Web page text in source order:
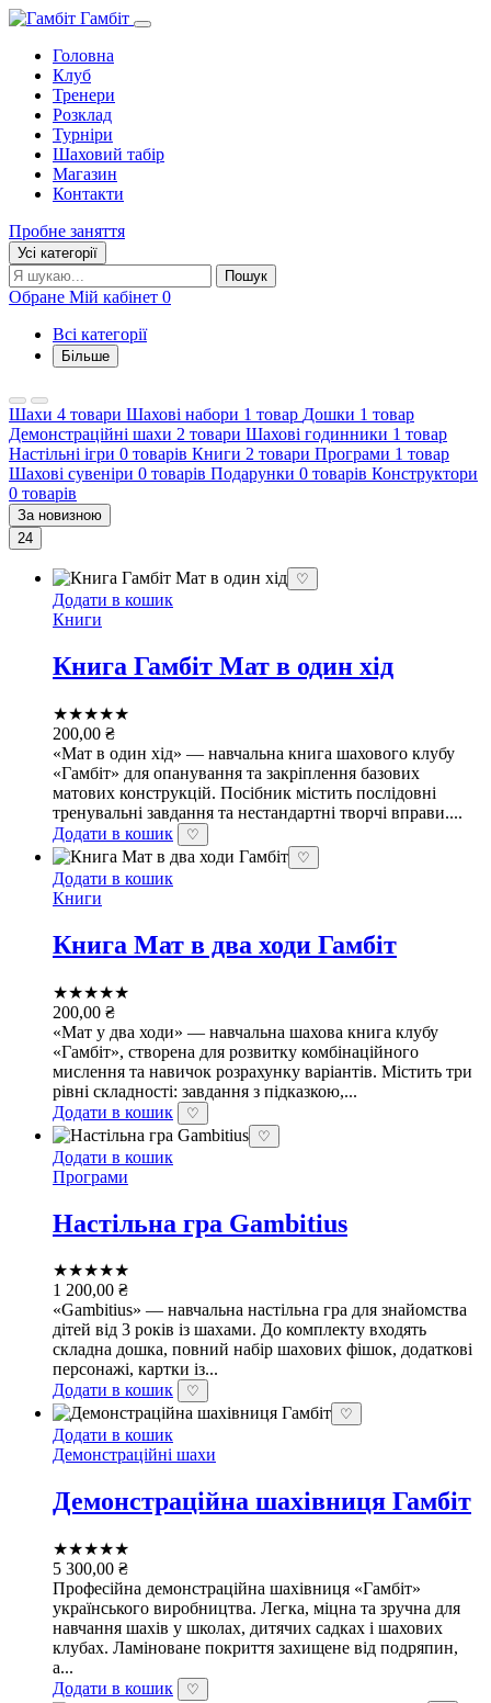
Гамбіт
Головна
Клуб
Тренери
Розклад
Турніри
Шаховий табір
Магазин
Контакти
Пробне заняття
Усі категорії
Пошук: Пошук
Обране Мій кабінет 0
Всі категорії
Більше
Шахи 4 товари Шахові набори 1 товар Дошки 1 товар
Демонстраційні шахи 2 товари Шахові годинники 1 товар
Настільні ігри 0 товарів Книги 2 товари Програми 1 товар
Шахові сувеніри 0 товарів Подарунки 0 товарів Конструктори
0 товарів
За новизною
24
♡
Додати в кошик
Книги
Книга Гамбіт Мат в один хід
★★★★★
200,00 ₴
«Мат в один хід» — навчальна книга шахового клубу
«Гамбіт» для опанування та закріплення базових
матових конструкцій. Посібник містить послідовні
тренувальні завдання та нестандартні творчі вправи....
Додати в кошик
♡
♡
Додати в кошик
Книги
Книга Мат в два ходи Гамбіт
★★★★★
200,00 ₴
«Мат у два ходи» — навчальна шахова книга клубу
«Гамбіт», створена для розвитку комбінаційного
мислення та навичок розрахунку варіантів. Містить три
рівні складності: завдання з підказкою,...
Додати в кошик
♡
♡
Додати в кошик
Програми
Настільна гра Gambitius
★★★★★
1 200,00 ₴
«Gambitius» — навчальна настільна гра для знайомства
дітей від 3 років із шахами. До комплекту входять
складна дошка, повний набір шахових фішок, додаткові
персонажі, картки із...
Додати в кошик
♡
♡
Додати в кошик
Демонстраційні шахи
Демонстраційна шахівниця Гамбіт
★★★★★
5 300,00 ₴
Професійна демонстраційна шахівниця «Гамбіт»
українського виробництва. Легка, міцна та зручна для
навчання шахів у школах, дитячих садках і шахових
клубах. Ламіноване покриття захищене від подряпин,
а...
Додати в кошик
♡